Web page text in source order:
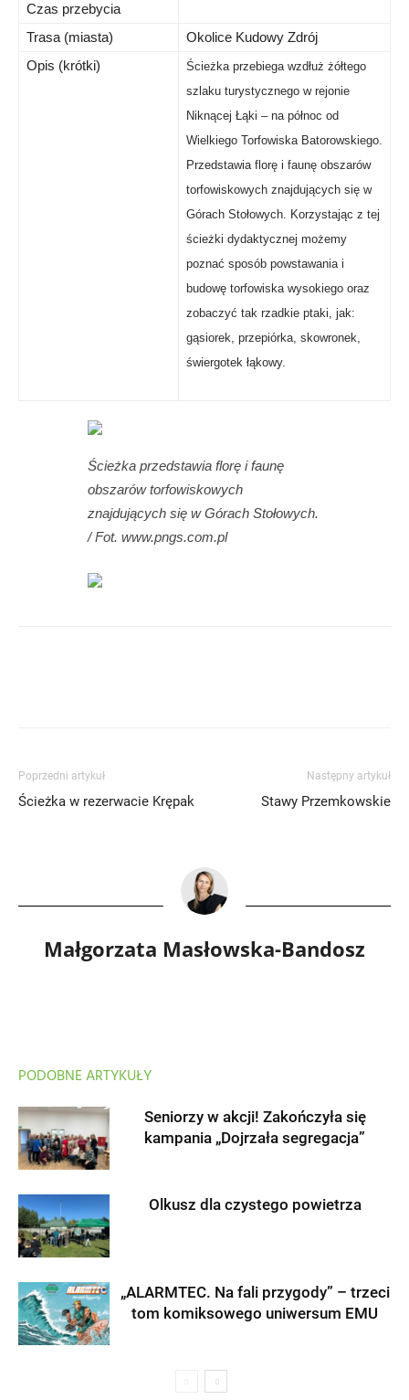
Czas przebycia
Trasa (miasta)
Okolice Kudowy Zdrój
Opis (krótki)
Ścieżka przebiega wzdłuż żółtego
szlaku turystycznego w rejonie
Niknącej Łąki – na północ od
Wielkiego Torfowiska Batorowskiego.
Przedstawia florę i faunę obszarów
torfowiskowych znajdujących się w
Górach Stołowych. Korzystając z tej
ścieżki dydaktycznej możemy
poznać sposób powstawania i
budowę torfowiska wysokiego oraz
zobaczyć tak rzadkie ptaki, jak:
gąsiorek, przepiórka, skowronek,
świergotek łąkowy.
Ścieżka przedstawia florę i faunę
obszarów torfowiskowych
znajdujących się w Górach Stołowych.
/ Fot. www.pngs.com.pl
Poprzedni artykuł
Ścieżka w rezerwacie Krępak
Następny artykuł
Stawy Przemkowskie
Małgorzata Masłowska-Bandosz
PODOBNE ARTYKUŁY
Seniorzy w akcji! Zakończyła się
kampania „Dojrzała segregacja”
Olkusz dla czystego powietrza
„ALARMTEC. Na fali przygody” – trzeci
tom komiksowego uniwersum EMU